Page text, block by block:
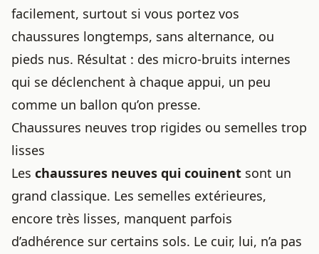
facilement, surtout si vous portez vos
chaussures longtemps, sans alternance, ou
pieds nus. Résultat : des micro-bruits internes
qui se déclenchent à chaque appui, un peu
comme un ballon qu’on presse.
Chaussures neuves trop rigides ou semelles trop
lisses
Les chaussures neuves qui couinent sont un
grand classique. Les semelles extérieures,
encore très lisses, manquent parfois
d’adhérence sur certains sols. Le cuir, lui, n’a pas